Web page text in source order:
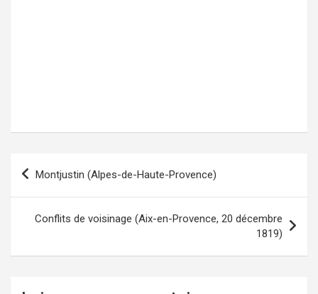
Navigation
de
l’article
Montjustin (Alpes-de-Haute-Provence)
Conflits de voisinage (Aix-en-Provence, 20 décembre
1819)